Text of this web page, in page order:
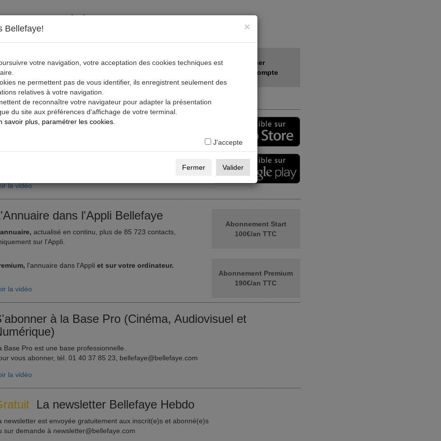
télécharger, s'abonner
Créer
votre compte
Audiovisuel et Numérique)
votre compte, puis créez votre profil sur la Base Pro Bellefaye.
la vidéo Voir des profils sur la Base Pro
Télécharger l'Appli Bellefaye
et Numérique),
la vidéo
Abonnement Start
100€/an TTC
Abonnement Premium
190€/an TTC
dans l'Appli Bellefaye
actualisé en continu, plus de 85 723 contacts,
sur l'Appli.
l'annuaire dans l'Appli et sur votre ordinateur.
la vidéo
à la Base Pro (Cinéma, Audiovisuel et
Base Pro est une base professionnelle.
vous abonner, tél. 01 40 37 85 23, bellefaye@bellefaye.com
la vidéo
La newsletter Bellefaye Hebdo
newsletter est envoyée gratuitement aux inscrit(e)s et abonné(e)s
sur demande à newsletter@bellefaye.com
×
Bellefaye!
votre navigation, votre acceptation des cookies techniques est
ne permettent pas de vous identifier, ils enregistrent seulement des
relatives à votre navigation.
de reconnaître votre navigateur pour adapter la présentation
du site aux préférences d'affichage de votre terminal.
savoir plus, paramétrer les cookies
J'accepte
Fermer Valider